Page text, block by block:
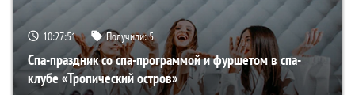
10:27:49 Получили:5
Спа-праздник со спа-программой и фуршетом в спа-
клубе «Тропический остров»